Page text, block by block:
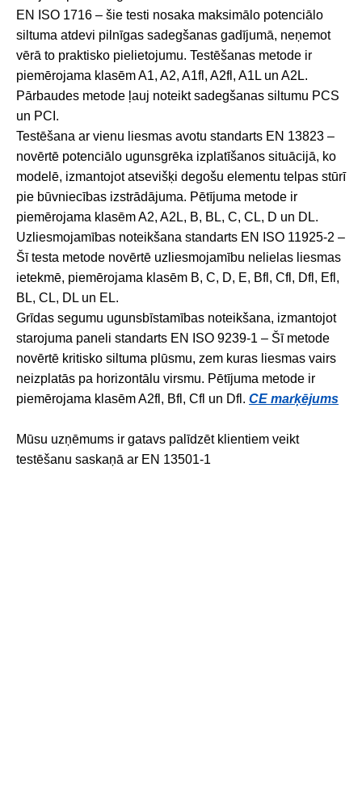
EN ISO 1716 – šie testi nosaka maksimālo potenciālo
siltuma atdevi pilnīgas sadegšanas gadījumā, neņemot
vērā to praktisko pielietojumu. Testēšanas metode ir
piemērojama klasēm A1, A2, A1fl, A2fl, A1L un A2L.
Pārbaudes metode ļauj noteikt sadegšanas siltumu PCS
un PCI.
Testēšana ar vienu liesmas avotu standarts EN 13823 –
novērtē potenciālo ugunsgrēka izplatīšanos situācijā, ko
modelē, izmantojot atsevišķi degošu elementu telpas stūrī
pie būvniecības izstrādājuma. Pētījuma metode ir
piemērojama klasēm A2, A2L, B, BL, C, CL, D un DL.
Uzliesmojamības noteikšana standarts EN ISO 11925-2 –
Šī testa metode novērtē uzliesmojamību nelielas liesmas
ietekmē, piemērojama klasēm B, C, D, E, Bfl, Cfl, Dfl, Efl,
BL, CL, DL un EL.
Grīdas segumu ugunsbīstamības noteikšana, izmantojot
starojuma paneli standarts EN ISO 9239-1 – Šī metode
novērtē kritisko siltuma plūsmu, zem kuras liesmas vairs
neizplatās pa horizontālu virsmu. Pētījuma metode ir
piemērojama klasēm A2fl, Bfl, Cfl un Dfl. CE marķējums
Mūsu uzņēmums ir gatavs palīdzēt klientiem veikt
testēšanu saskaņā ar EN 13501-1